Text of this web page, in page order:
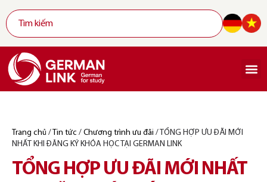
Trang chủ / Tin tức / Chương trình ưu đãi / TỔNG HỢP ƯU ĐÃI MỚI
NHẤT KHI ĐĂNG KÝ KHÓA HỌC TẠI GERMAN LINK
TỔNG HỢP ƯU ĐÃI MỚI NHẤT